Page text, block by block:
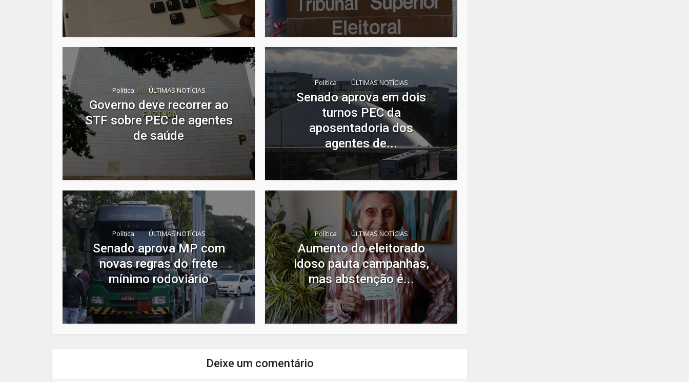
Política ÚLTIMAS NOTÍCIAS
Governo deve recorrer ao
STF sobre PEC de agentes
de saúde
Política ÚLTIMAS NOTÍCIAS
Senado aprova em dois
turnos PEC da
aposentadoria dos
agentes de...
Política ÚLTIMAS NOTÍCIAS
Senado aprova MP com
novas regras do frete
mínimo rodoviário
Política ÚLTIMAS NOTÍCIAS
Aumento do eleitorado
idoso pauta campanhas,
mas abstenção é...
Deixe um comentário